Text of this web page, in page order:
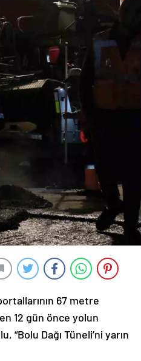
67 metre
12 gün önce yolun
“Bolu Dağı Tüneli’ni yarın